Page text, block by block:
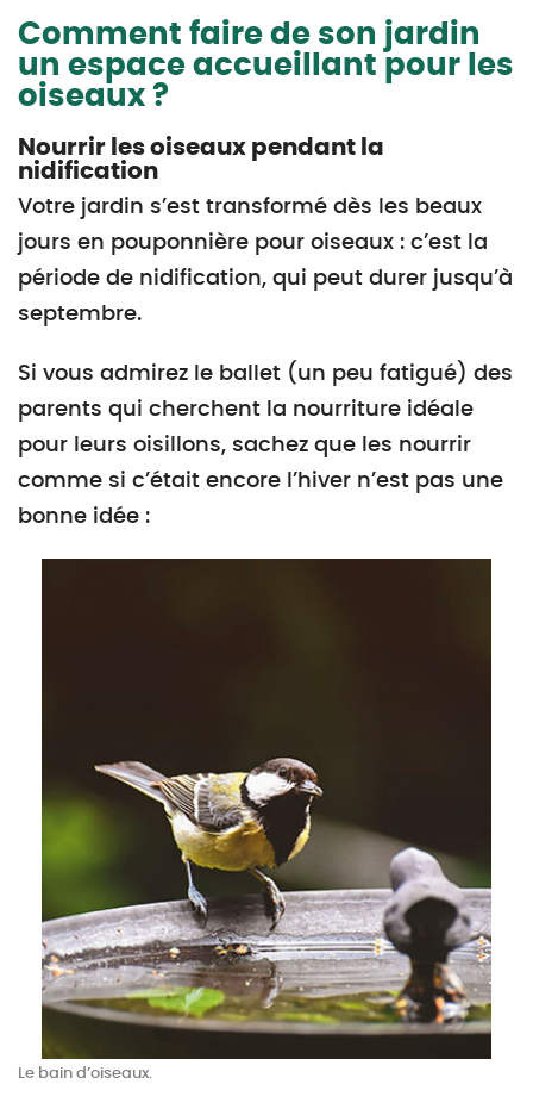
Comment faire de son jardin
un espace accueillant pour les
oiseaux ?
Le bain d’oiseaux.
Nourrir les oiseaux pendant la
nidification
Votre jardin s’est transformé dès les beaux
jours en pouponnière pour oiseaux : c’est la
période de nidification, qui peut durer jusqu’à
septembre.
Si vous admirez le ballet (un peu fatigué) des
parents qui cherchent la nourriture idéale
pour leurs oisillons, sachez que les nourrir
comme si c’était encore l’hiver n’est pas une
bonne idée :